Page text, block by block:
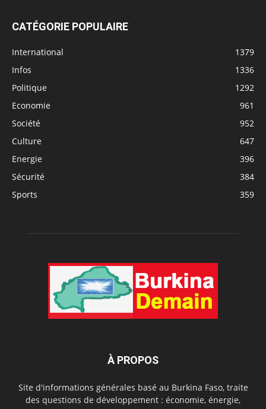
CATÉGORIE POPULAIRE
International
1379
Infos
1336
Politique
1292
Economie
961
Société
952
Culture
647
Energie
396
Sécurité
384
Sports
359
À PROPOS
Site d'informations générales basé au Burkina Faso, traite
des questions de développement : économie, énergie,